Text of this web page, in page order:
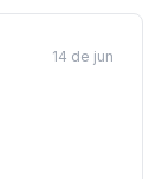
14 de jun